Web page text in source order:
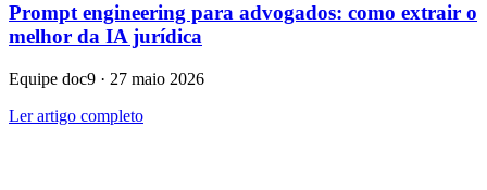
Prompt engineering para advogados: como extrair o
melhor da IA jurídica
Equipe doc9 · 27 maio 2026
Ler artigo completo